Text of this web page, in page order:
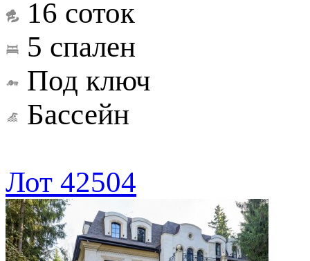
16 соток
5 спален
Под ключ
Бассейн
Лот 42504